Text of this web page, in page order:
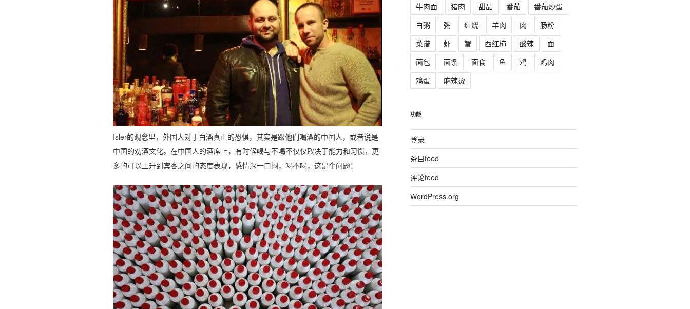
Isler的观念里，外国人对于白酒真正的恐惧，其实是跟他们喝酒的中国人，或者说是
中国的劝酒文化。在中国人的酒席上，有时候喝与不喝不仅仅取决于能力和习惯，更
多的可以上升到宾客之间的态度表现，感情深一口闷，喝不喝，这是个问题！
牛肉面
猪肉 甜品 番茄
番茄炒蛋
白粥
粥 红烧 羊肉 肉
肠粉
菜谱
虾 蟹 西红柿 酸辣
面
面包
面条 面食 鱼 鸡
鸡肉
鸡蛋
麻辣烫
功能
登录
条目feed
评论feed
WordPress.org